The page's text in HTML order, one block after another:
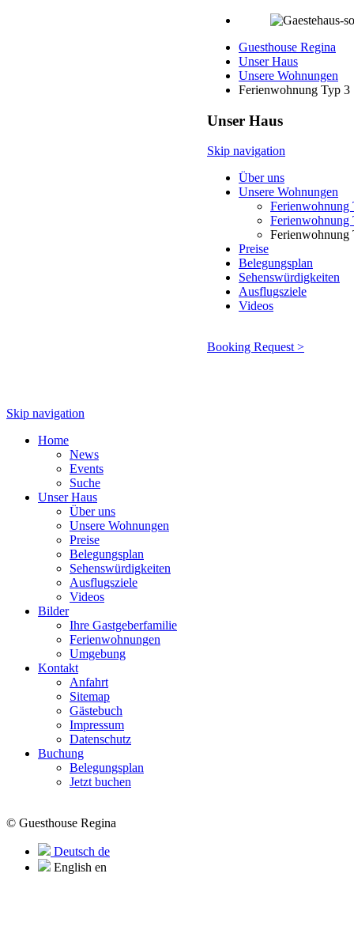
Guesthouse Regina
Unser Haus
Unsere Wohnungen
Ferienwohnung Typ 3
Unser Haus
Skip navigation
Über uns
Unsere Wohnungen
Ferienwohnung
Ferienwohnung
Ferienwohnung
Preise
Belegungsplan
Sehenswürdigkeiten
Ausflugsziele
Videos
Booking Request >
Skip navigation
Home
News
Events
Suche
Unser Haus
Über uns
Unsere Wohnungen
Preise
Belegungsplan
Sehenswürdigkeiten
Ausflugsziele
Videos
Bilder
Ihre Gastgeberfamilie
Ferienwohnungen
Umgebung
Kontakt
Anfahrt
Sitemap
Gästebuch
Impressum
Datenschutz
Buchung
Belegungsplan
Jetzt buchen
© Guesthouse Regina
Deutsch de
English en